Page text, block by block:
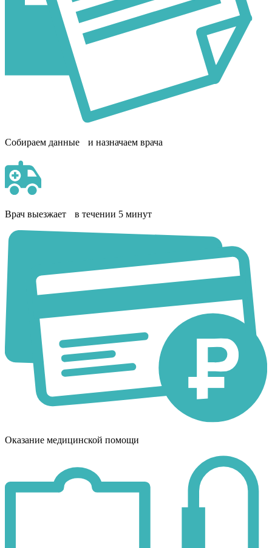
Собираем данные и назначаем врача
Врач выезжает в течении 5 минут
Оказание медицинской помощи